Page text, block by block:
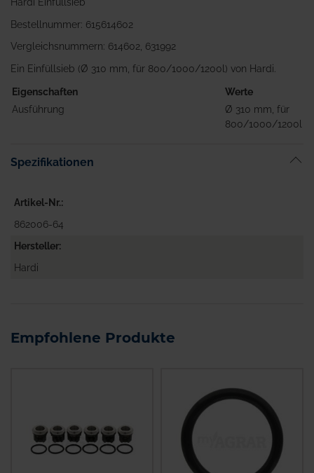
Hardi Einfüllsieb
Bestellnummer: 615614602
Vergleichsnummern: 614602, 631992
Ein Einfüllsieb (Ø 310 mm, für 800/1000/1200l) von Hardi.
Eigenschaften
Werte
Ausführung
Ø 310 mm, für
800/1000/1200l
Spezifikationen
Artikel-Nr.
862006-64
Hersteller
Hardi
Empfohlene Produkte